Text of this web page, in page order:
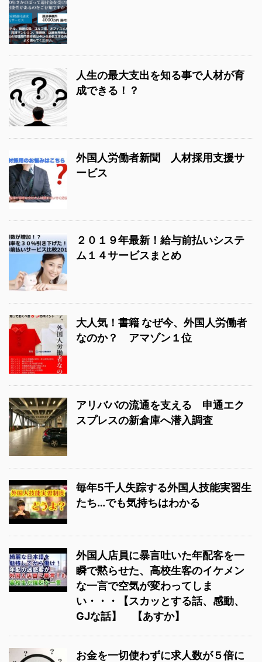
人生の最大支出を知る事で人材が育
成できる！？
外国人労働者新聞 人材採用支援サ
ービス
２０１９年最新！給与前払いシステ
ム１４サービスまとめ
大人気！書籍 なぜ今、外国人労働者
なのか？ アマゾン１位
アリババの流通を支える 申通エク
スプレスの新倉庫へ潜入調査
毎年5千人失踪する外国人技能実習生
たち…でも気持ちはわかる
外国人店員に暴言吐いた年配客を一
瞬で黙らせた、高校生客のイケメン
な一言で空気が変わってしま
い・・・【スカッとする話、感動、
GJな話】 【あすか】
お金を一切使わずに求人数が５倍に